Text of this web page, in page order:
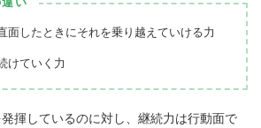
面したときにそれを乗り越えていける力
けていく力
揮しているのに対し、継続力は行動面で